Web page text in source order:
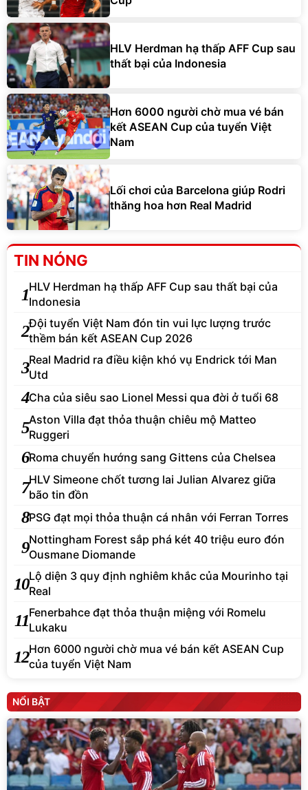
HLV Herdman hạ thấp AFF Cup sau
thất bại của Indonesia
Hơn 6000 người chờ mua vé bán
kết ASEAN Cup của tuyển Việt
Nam
Lối chơi của Barcelona giúp Rodri
thăng hoa hơn Real Madrid
TIN NÓNG
1HLV Herdman hạ thấp AFF Cup sau thất bại của
Indonesia
2Đội tuyển Việt Nam đón tin vui lực lượng trước
thềm bán kết ASEAN Cup 2026
3Real Madrid ra điều kiện khó vụ Endrick tới Man
Utd
4Cha của siêu sao Lionel Messi qua đời ở tuổi 68
5Aston Villa đạt thỏa thuận chiêu mộ Matteo
Ruggeri
6Roma chuyển hướng sang Gittens của Chelsea
7HLV Simeone chốt tương lai Julian Alvarez giữa
bão tin đồn
8PSG đạt mọi thỏa thuận cá nhân với Ferran Torres
9Nottingham Forest sắp phá két 40 triệu euro đón
Ousmane Diomande
10Lộ diện 3 quy định nghiêm khắc của Mourinho tại
Real
11Fenerbahce đạt thỏa thuận miệng với Romelu
Lukaku
12Hơn 6000 người chờ mua vé bán kết ASEAN Cup
của tuyển Việt Nam
NỔI BẬT